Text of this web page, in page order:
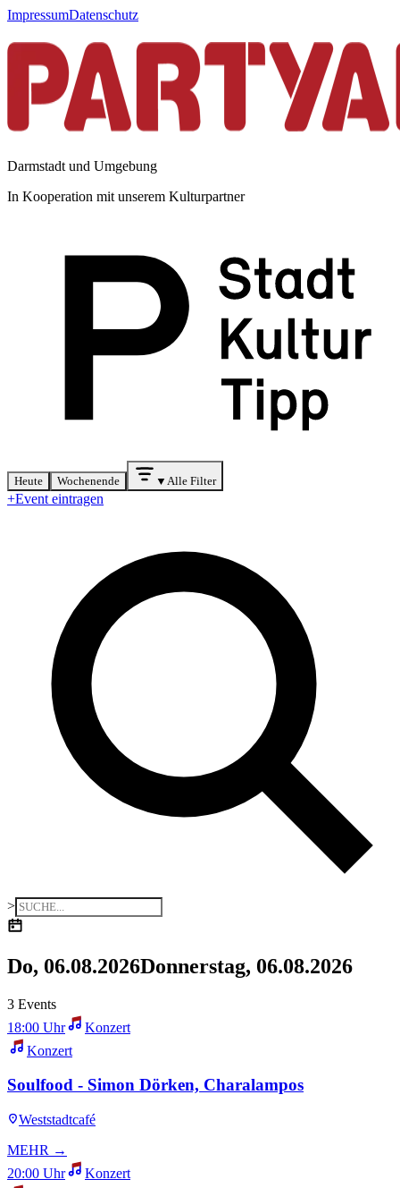
ImpressumDatenschutz
Darmstadt und Umgebung
In Kooperation mit unserem Kulturpartner
Heute Wochenende ▼ Alle Filter
+Event eintragen
>
Do, 06.08.2026Donnerstag, 06.08.2026
3 Events
18:00 Uhr
Konzert
Konzert
Soulfood - Simon Dörken, Charalampos
Weststadtcafé
MEHR →
20:00 Uhr
Konzert